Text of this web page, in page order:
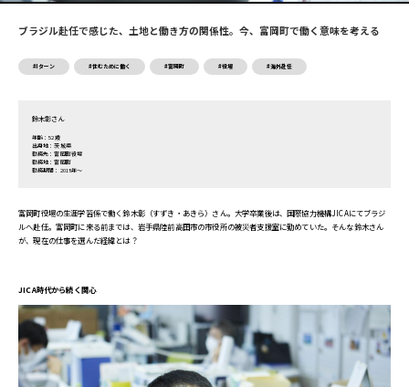
ブラジル赴任で感じた、土地と働き方の関係性。今、富岡町で働く意味を考える
#Iターン #住むために働く #富岡町 #役場 #海外赴任
鈴木彰さん
年齢：52歳
出身地：茨城県
勤務先：富岡町役場
勤務地：富岡町
勤務期間：2018年～
富岡町役場の生涯学習係で働く鈴木彰（すずき・あきら）さん。大学卒業後は、国際協力機構JICAにてブラジ
ルへ赴任。富岡町に来る前までは、岩手県陸前高田市の市役所の被災者支援室に勤めていた。そんな鈴木さん
が、現在の仕事を選んだ経緯とは？
JICA時代から続く関心